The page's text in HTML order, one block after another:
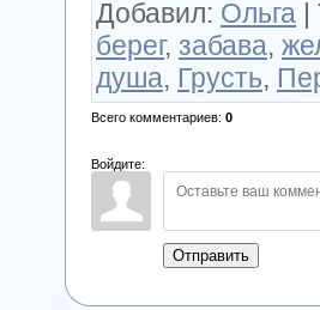
Добавил: Ольга |
берег, забава,
душа, Грусть,
Всего комментариев: 0
Войдите:
Отправить